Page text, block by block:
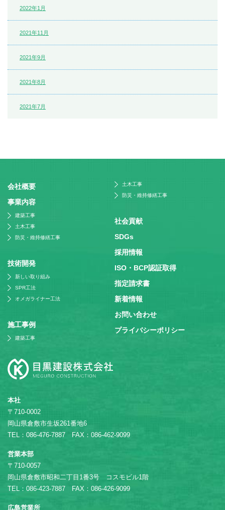
2022年1月
2021年11月
2021年9月
2021年8月
2021年7月
本社
〒710-0002
岡山県倉敷市生坂261番地6
TEL：086-476-7887 FAX：086-462-9099
営業本部
〒710-0057
岡山県倉敷市昭和二丁目1番3号 コスモビル1階
TEL：086-423-7887 FAX：086-426-9099
広島営業所
会社概要
事業内容
建築工事
土木工事
防災・維持修繕工事
技術開発
新しい取り組み
SPR工法
オメガライナー工法
施⼯事例
建築工事
土木工事
防災・維持修繕工事
社会貢献
SDGs
採⽤情報
ISO・BCP認証取得
指定請求書
新着情報
お問い合わせ
プライバシーポリシー